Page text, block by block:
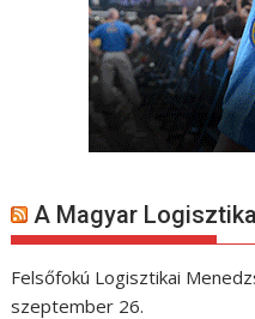
A Magyar
Felsőfokú Logisztikai
szeptember 26.